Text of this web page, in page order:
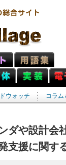
ウォッチ コラム
ダや設計会
支援に関す